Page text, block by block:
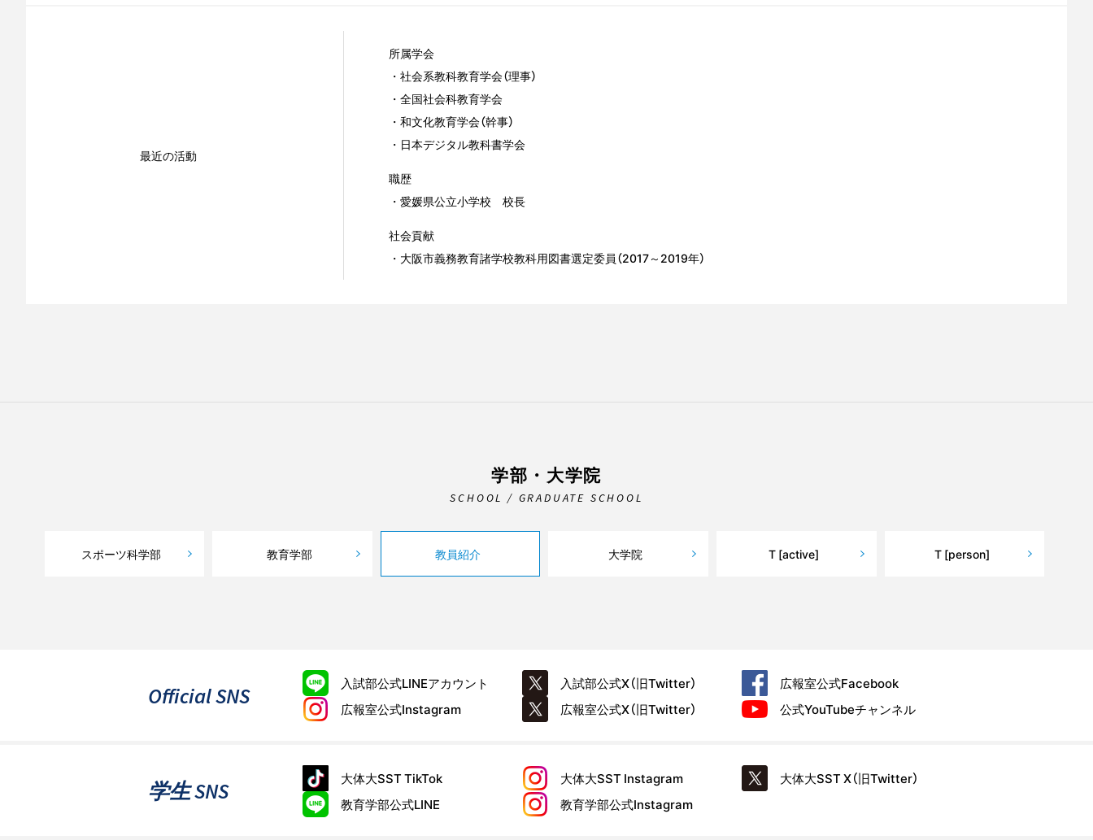
最近の活動
所属学会
・社会系教科教育学会（理事）
・全国社会科教育学会
・和文化教育学会（幹事）
・日本デジタル教科書学会
職歴
・愛媛県公立小学校 校長
社会貢献
・大阪市義務教育諸学校教科用図書選定委員（2017～2019年）
学部・大学院
SCHOOL / GRADUATE SCHOOL
スポーツ科学部 教育学部 教員紹介 大学院 T [active] T [person]
Official SNS 入試部公式LINEアカウント 入試部公式X（旧Twitter） 広報室公式Facebook
広報室公式Instagram 広報室公式X（旧Twitter） 公式YouTubeチャンネル
学生 SNS 大体大SSTTikTok 大体大SST Instagram 大体大SSTX（旧Twitter）
教育学部公式LINE 教育学部公式Instagram